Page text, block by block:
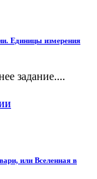
Единицы измерения
задание....
или Вселенная в